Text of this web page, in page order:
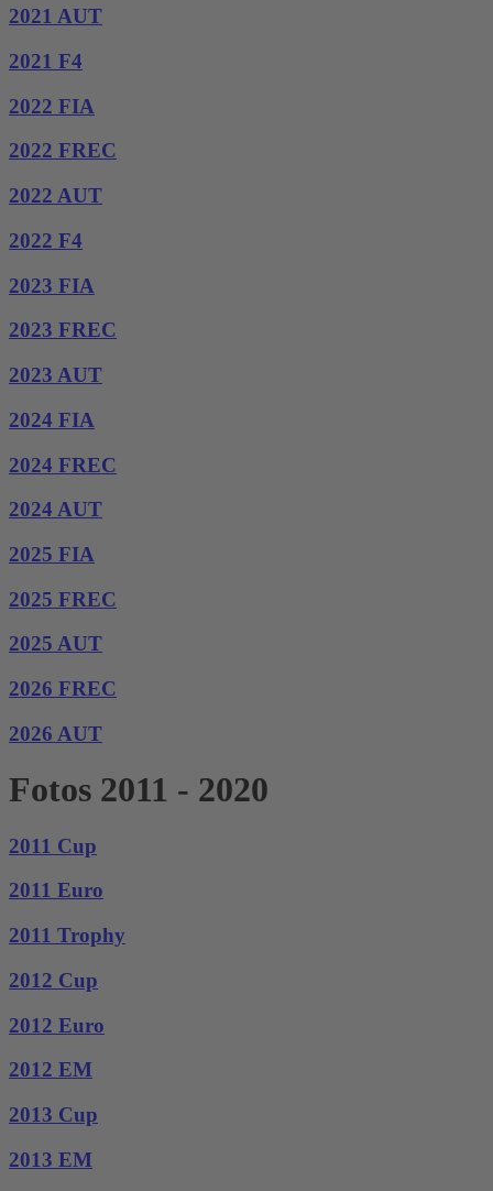
2021 AUT
2021 F4
2022 FIA
2022 FREC
2022 AUT
2022 F4
2023 FIA
2023 FREC
2023 AUT
2024 FIA
2024 FREC
2024 AUT
2025 FIA
2025 FREC
2025 AUT
2026 FREC
2026 AUT
Fotos 2011 - 2020
2011 Cup
2011 Euro
2011 Trophy
2012 Cup
2012 Euro
2012 EM
2013 Cup
2013 EM